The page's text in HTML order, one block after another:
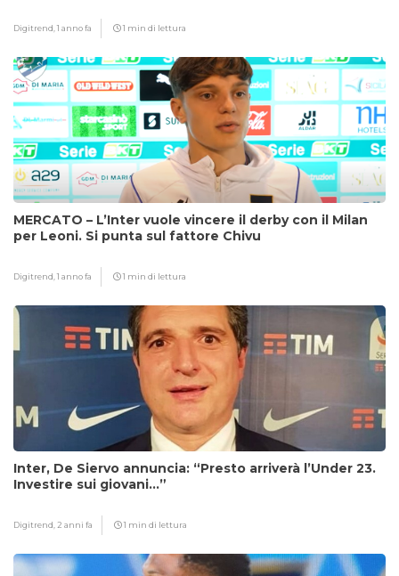
Digitrend,1 anno fa 1 min di lettura
MERCATO – L’Inter vuole vincere il derby con il Milan
per Leoni. Si punta sul fattore Chivu
Digitrend,1 anno fa 1 min di lettura
Inter, De Siervo annuncia: “Presto arriverà l’Under 23.
Investire sui giovani…”
Digitrend, 2 anni fa 1 min di lettura